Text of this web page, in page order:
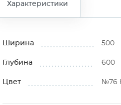
Характеристики
Ширина 500
Глубина 600
Цвет №76